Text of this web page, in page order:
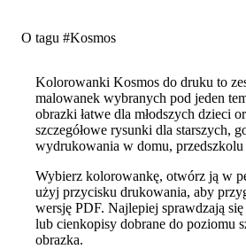
O tagu #Kosmos
Kolorowanki Kosmos do druku to
malowanek wybranych pod jeden
obrazki łatwe dla młodszych dzieci
szczegółowe rysunki dla starszych,
wydrukowania w domu, przedszkolu
Wybierz kolorowankę, otwórz ją w
użyj przycisku drukowania, aby
wersję PDF. Najlepiej sprawdzają
lub cienkopisy dobrane do poziomu
obrazka.